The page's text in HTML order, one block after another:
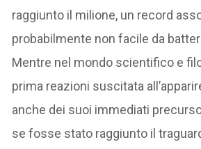
raggiunto il milione, un record
probabilmente non facile da
Mentre nel mondo scientifico e
prima reazioni suscitata
anche dei suoi immediati
se fosse stato raggiunto il